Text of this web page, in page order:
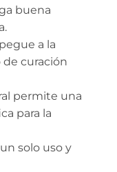
buena
a la
de curación
permite una
para la
solo uso y